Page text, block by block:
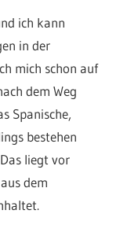
ich kann
in der
mich schon auf
dem Weg
Spanische,
bestehen
liegt vor
dem